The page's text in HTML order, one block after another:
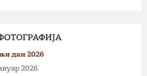
дан 2026
2026.